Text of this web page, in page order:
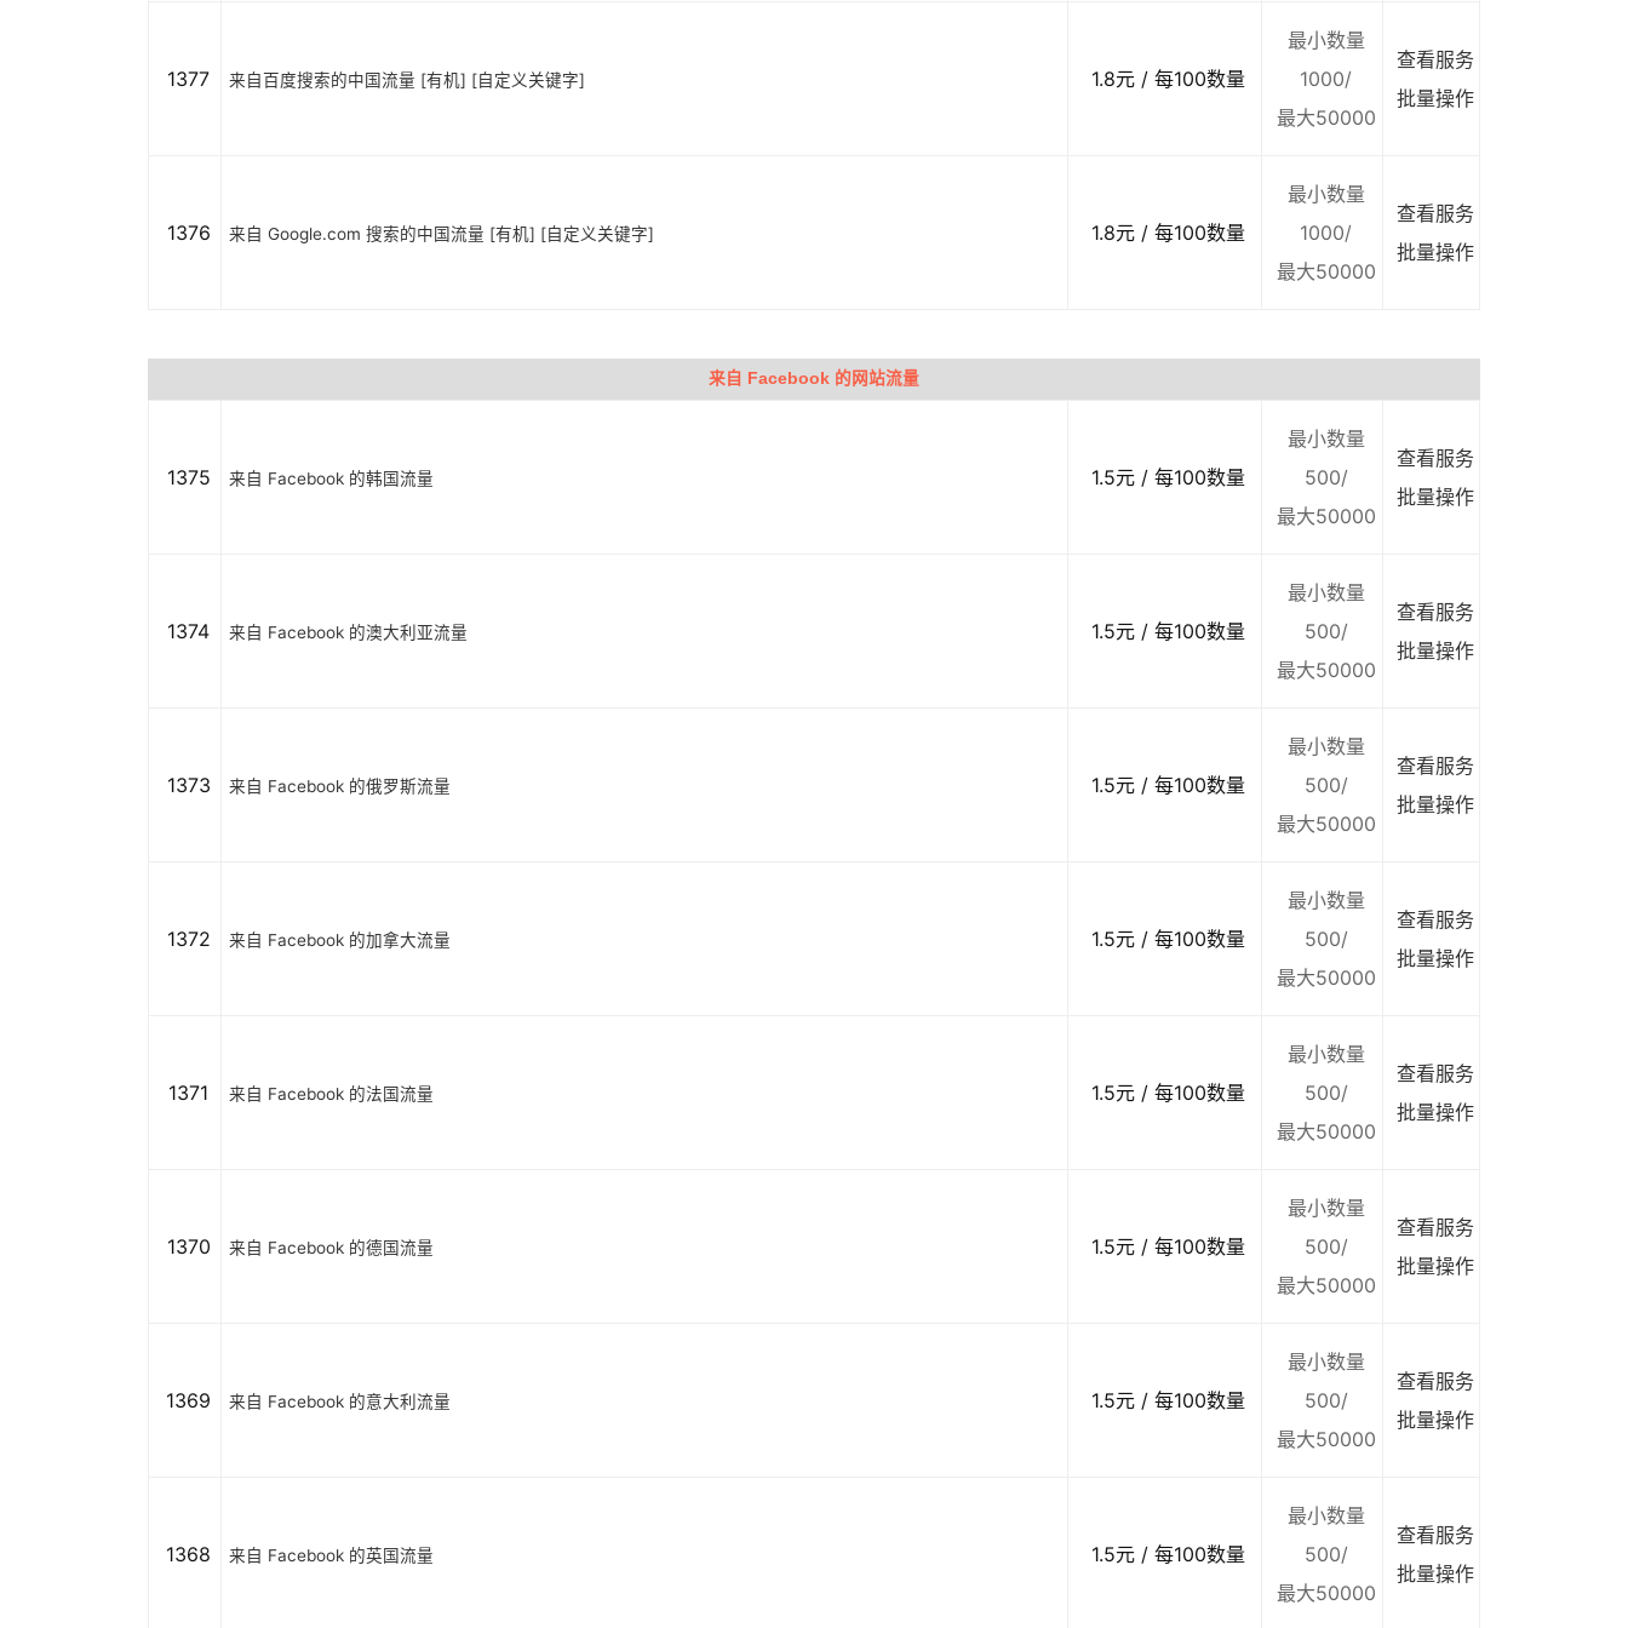
1377 来自百度搜索的中国流量 [有机] [自定义关键字] 1.8元 / 每100数量
最小数量
1000/
最大50000
查看服务
批量操作
1376 来自 Google.com 搜索的中国流量 [有机] [自定义关键字] 1.8元 / 每100数量
最小数量
1000/
最大50000
查看服务
批量操作
来自 Facebook 的网站流量
1375 来自 Facebook 的韩国流量 1.5元 / 每100数量
最小数量
500/
最大50000
查看服务
批量操作
1374 来自 Facebook 的澳大利亚流量 1.5元 / 每100数量
最小数量
500/
最大50000
查看服务
批量操作
1373 来自 Facebook 的俄罗斯流量 1.5元 / 每100数量
最小数量
500/
最大50000
查看服务
批量操作
1372 来自 Facebook 的加拿大流量 1.5元 / 每100数量
最小数量
500/
最大50000
查看服务
批量操作
1371 来自 Facebook 的法国流量 1.5元 / 每100数量
最小数量
500/
最大50000
查看服务
批量操作
1370 来自 Facebook 的德国流量 1.5元 / 每100数量
最小数量
500/
最大50000
查看服务
批量操作
1369 来自 Facebook 的意大利流量 1.5元 / 每100数量
最小数量
500/
最大50000
查看服务
批量操作
1368 来自 Facebook 的英国流量 1.5元 / 每100数量
最小数量
500/
最大50000
查看服务
批量操作